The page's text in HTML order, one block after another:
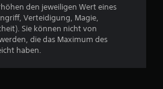
v
den jeweiligen Wert eines
Verteidigung, Magie,
Sie können nicht von
die das Maximum des
haben.